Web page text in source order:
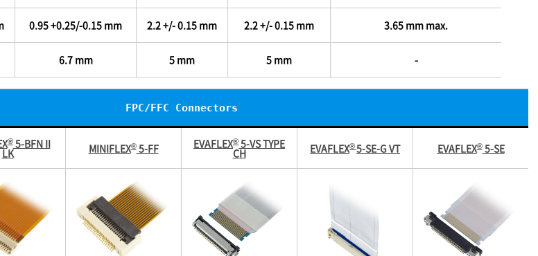
0.95 +0.25/-0.15 mm 2.2 +/- 0.15 mm 2.2 +/- 0.15 mm 3.65 mm max.
6.7 mm 5 mm 5 mm -
FPC/FFC Connectors
®5-BFN II
LK MINIFLEX®5-FF EVAFLEX® 5-VS TYPE
CH EVAFLEX®5-SE-G VT EVAFLEX®5-SE